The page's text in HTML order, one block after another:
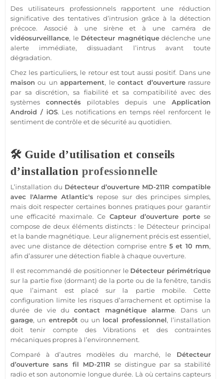
Des utilisateurs professionnels rapportent une réduction
significative des tentatives d’intrusion grâce à la détection
précoce. Associé à une sirèneet à unecaméra de
vidéosurveillance, le Détecteur magnétiquedéclenche une
alerte immédiate, dissuadant l’intrus avant toute
dégradation.
Chez les particuliers, le retour est tout aussi positif. Dans une
maison ou unappartement, lecontact d’ouverturerassure
par sa discrétion, sa fiabilité et sa compatibilité avec des
systèmes connectés pilotables depuis une Application
Android / iOS. Les notifications en temps réel renforcent le
sentiment de contrôle et desécuritéau quotidien.
🛠️ Guide d’utilisation et conseils
d’installation professionnelle
L’installation du Détecteur d’ouverture MD-211R compatible
avec l'Alarme Atlantic's repose sur des principes simples,
mais doit respecter certaines bonnes pratiques pour garantir
une efficacité maximale. Ce Capteurd’ouverture portese
compose de deux éléments distincts : le Détecteur principal
et la bande magnétique. Leur alignement précis est essentiel,
avec une distance de détection comprise entre 5 et 10 mm,
afin d’assurer une détection fiableà chaque ouverture.
Il est recommandé de positionner le Détecteur périmétrique
sur la partie fixe (dormant) de la porte ou de la fenêtre, tandis
que l’aimant est placé sur la partie mobile. Cette
configuration limite les risques d’arrachement et optimise la
durée de vie du contact magnétique alarme. Dans un
garage, un entrepôt ou un local professionnel, l’installation
doit tenir compte desVibrations et des contraintes
mécaniques propres à l’environnement.
Comparé à d’autres modèles du marché, le Détecteur
d’ouverture sans fil MD-211R se distingue par sa stabilité
radio et son autonomie longue durée. Là où certains capteurs